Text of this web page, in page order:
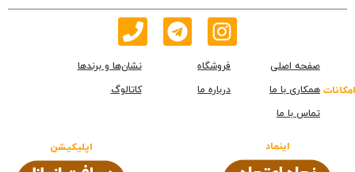
امکانات
صفحه اصلی فروشگاه
نشان‌ها و برندها
همکاری با ما
درباره ما
کاتالوگ
تماس با ما
اینماد اپلیکیشن